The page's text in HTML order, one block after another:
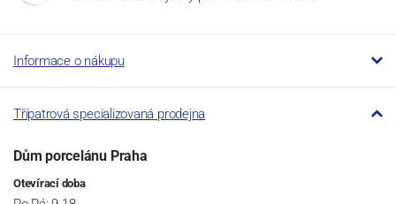
Informace o nákupu
Třípatrová specializovaná prodejna
Dům porcelánu Praha
Otevírací doba